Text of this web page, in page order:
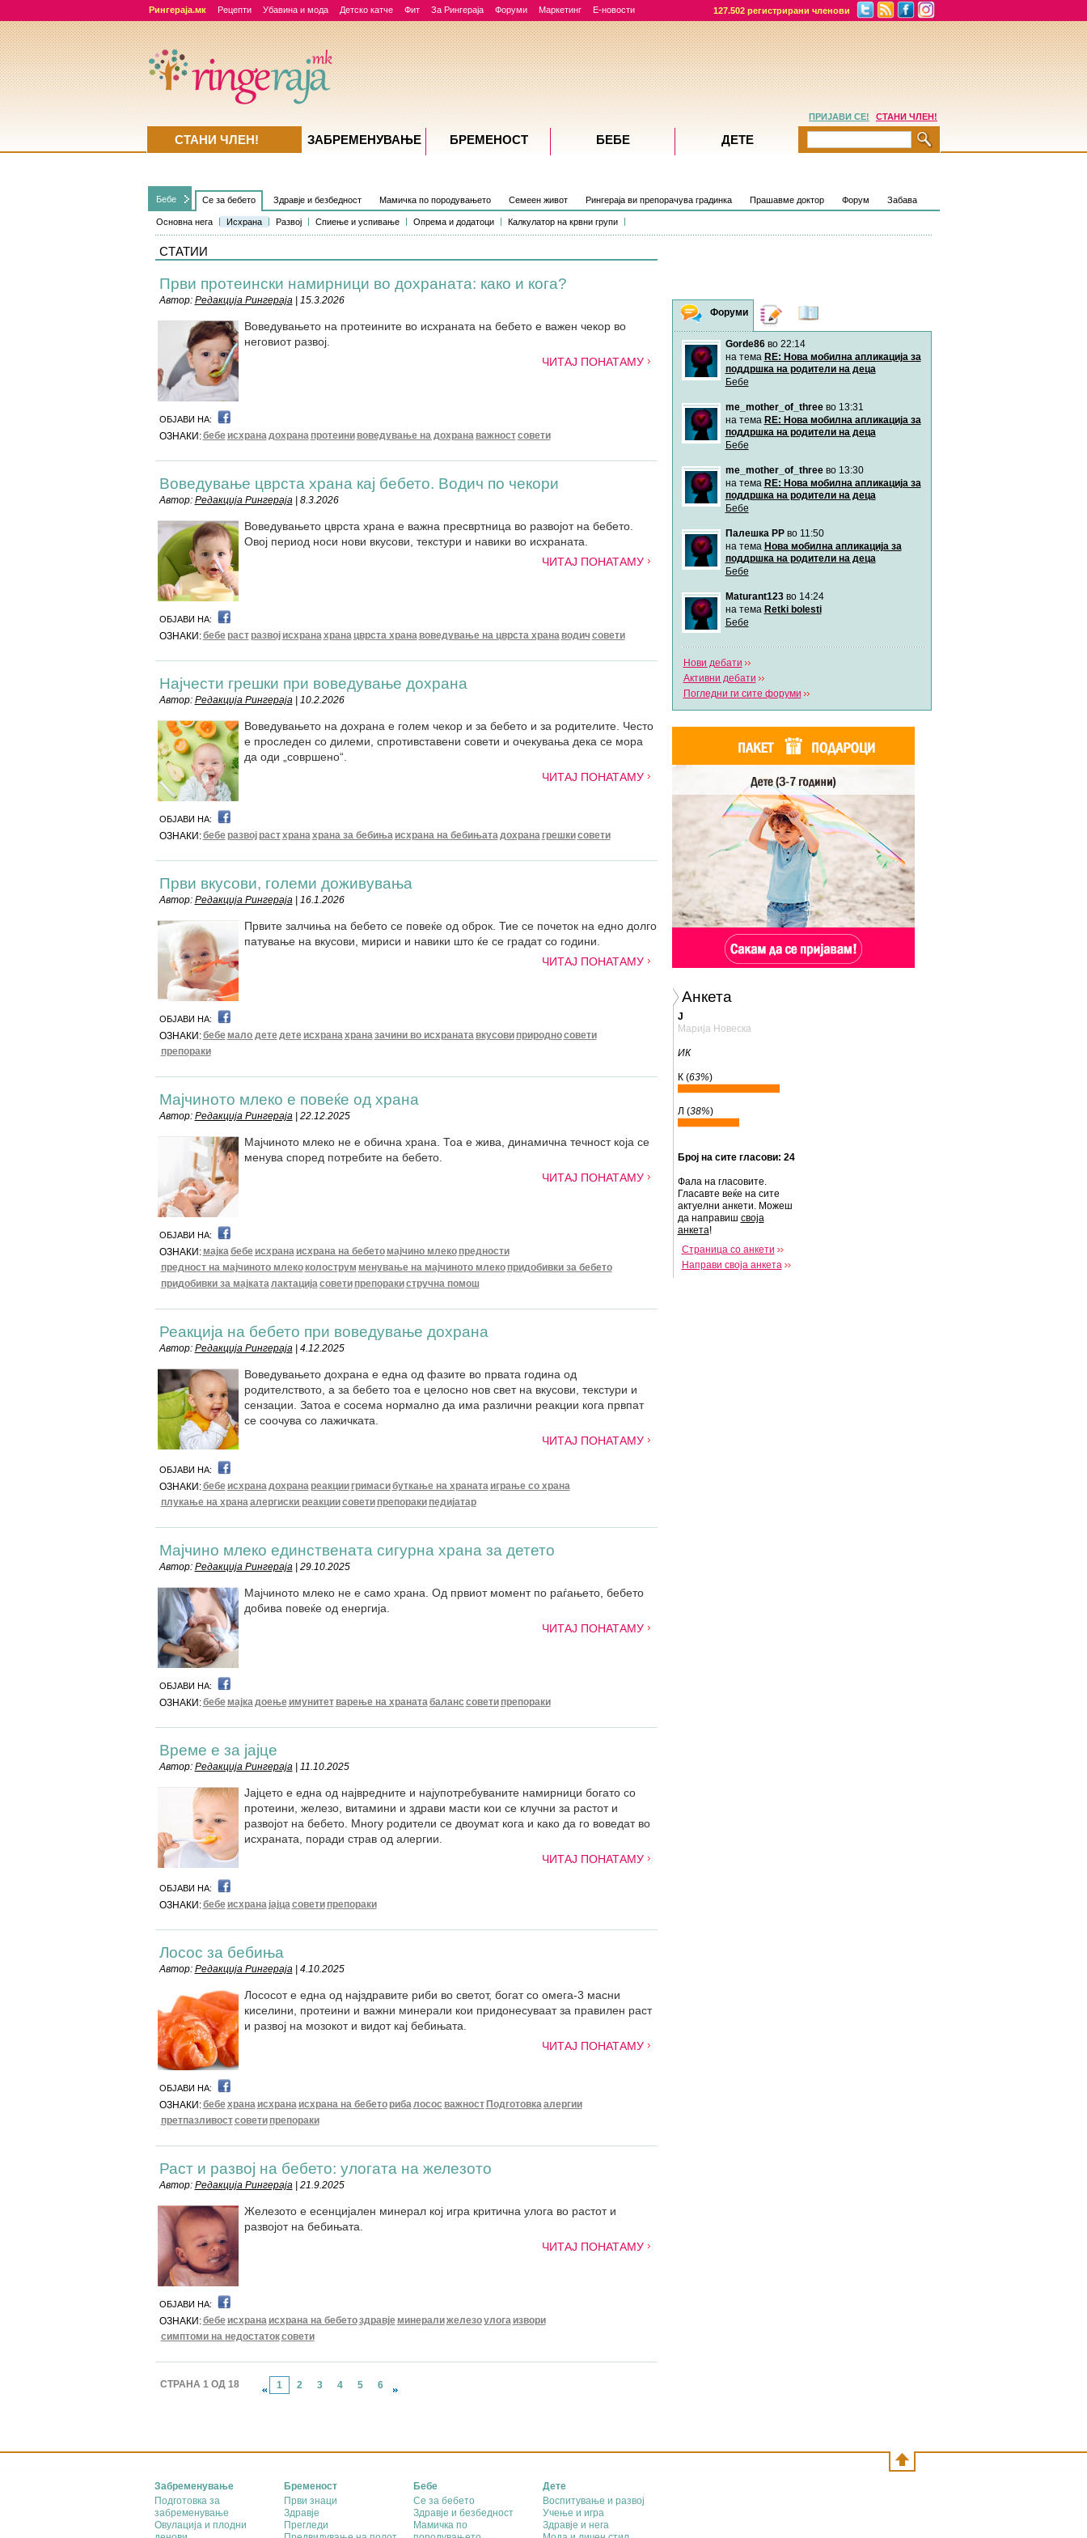
Рингераја.мк Рецепти Убавина и мода Детско катче Фит За Рингераја Форуми Маркетинг Е-новости 127.502 регистрирани членови
Бебе Се за бебето
Основна нега Исхрана Развој Спиење и успивање Опрема и додатоци Калкулатор на крвни групи
Здравје и безбедност Мамичка по породувањето Семеен живот Рингераја ви препорачува градинка Прашавме доктор Форум Забава
СТАТИИ
Први протеински намирници во дохраната: како и кога?
Автор: Редакција Рингераја| 15.3.2026
Воведувањето на протеините во исхраната на бебето е важен чекор во
неговиот развој.
ЧИТАЈ ПОНАТАМУ
ОБЈАВИ НА:
ОЗНАКИ:бебе исхранадохрана протеини воведување на дохрана важностсовети
Воведување цврста храна кај бебето. Водич по чекори
Автор: Редакција Рингераја| 8.3.2026
Воведувањето цврста храна е важна пресвртница во развојот на бебето.
Овој период носи нови вкусови, текстури и навики во исхраната.
ЧИТАЈ ПОНАТАМУ
ОБЈАВИ НА:
ОЗНАКИ:бебе раст развој исхранахрана цврста храна воведување на цврста храна водич совети
Најчести грешки при воведување дохрана
Автор: Редакција Рингераја| 10.2.2026
Воведувањето на дохрана е голем чекор и за бебето и за родителите. Често
е проследен со дилеми, спротивставени совети и очекувања дека сe мора
да оди „совршено“.
ЧИТАЈ ПОНАТАМУ
ОБЈАВИ НА:
ОЗНАКИ:бебе развој растхранахрана за бебиња исхрана на бебињатадохрана грешкисовети
Први вкусови, големи доживувања
Автор: Редакција Рингераја| 16.1.2026
Првите залчиња на бебето се повеќе од оброк. Тие се почеток на едно долго
патување на вкусови, мириси и навики што ќе се градат со години.
ЧИТАЈ ПОНАТАМУ
ОБЈАВИ НА:
ОЗНАКИ:бебе мало детедете исхранахраназачини во исхраната вкусови природносовети
препораки
Мајчиното млеко е повеќе од храна
Автор: Редакција Рингераја| 22.12.2025
Мајчиното млеко не е обична храна. Тоа е жива, динамична течност која се
менува според потребите на бебето.
ЧИТАЈ ПОНАТАМУ
ОБЈАВИ НА:
ОЗНАКИ: мајкабебе исхрана исхрана на бебето мајчино млеко предности
предност на мајчиното млеко колострум менување на мајчиното млеко придобивки за бебето
придобивки за мајкаталактацијасовети препоракистручна помош
Реакција на бебето при воведување дохрана
Автор: Редакција Рингераја| 4.12.2025
Воведувањето дохрана е една од фазите во првата година од
родителството, а за бебето тоа е целосно нов свет на вкусови, текстури и
сензации. Затоа е сосема нормално да има различни реакции кога првпат
се соочува со лажичката.
ЧИТАЈ ПОНАТАМУ
ОБЈАВИ НА:
ОЗНАКИ:бебе исхранадохрана реакции гримасибуткање на храната играње со храна
плукање на хранаалергиски реакциисовети препораки педијатар
Мајчино млеко единствената сигурна храна за детето
Автор: Редакција Рингераја| 29.10.2025
Мајчиното млеко не е само храна. Од првиот момент по раѓањето, бебето
добива повеќе од енергија.
ЧИТАЈ ПОНАТАМУ
ОБЈАВИ НА:
ОЗНАКИ:бебе мајкадоење имунитет варење на хранатабаланс совети препораки
Време е за јајце
Автор: Редакција Рингераја| 11.10.2025
Јајцето е една од највредните и најупотребуваните намирници богато со
протеини, железо, витамини и здрави масти кои се клучни за растот и
развојот на бебето. Многу родители се двоумат кога и како да го воведат во
исхраната, поради страв од алергии.
ЧИТАЈ ПОНАТАМУ
ОБЈАВИ НА:
ОЗНАКИ:бебе исхрана јајцасовети препораки
Лосос за бебиња
Автор: Редакција Рингераја| 4.10.2025
Лососот е една од најздравите риби во светот, богат со омега-3 масни
киселини, протеини и важни минерали кои придонесуваат за правилен раст
и развој на мозокот и видот кај бебињата.
ЧИТАЈ ПОНАТАМУ
ОБЈАВИ НА:
ОЗНАКИ:бебехрана исхрана исхрана на бебето рибалосос важност Подготовкаалергии
претпазливостсовети препораки
Раст и развој на бебето: улогата на железото
Автор: Редакција Рингераја| 21.9.2025
Железото е есенцијален минерал кој игра критична улога во растот и
развојот на бебињата.
ЧИТАЈ ПОНАТАМУ
ОБЈАВИ НА:
ОЗНАКИ:бебе исхрана исхрана на бебетоздравје минералижелезоулога извори
симптоми на недостатоксовети
СТРАНА 1 ОД 18 1 2 3 4 5 6
Форуми Дневници
Gorde86во 22:14
на тема RE: Нова мобилна апликација за
поддршка на родители на деца
Бебе
me_mother_of_threeво 13:31
на тема RE: Нова мобилна апликација за
поддршка на родители на деца
Бебе
me_mother_of_threeво 13:30
на тема RE: Нова мобилна апликација за
поддршка на родители на деца
Бебе
Палешка РРво 11:50
на тема Нова мобилна апликација за
поддршка на родители на деца
Бебе
Maturant123во 14:24
на тема Retki bolesti
Бебе
Нови дебати
Активни дебати
Погледни ги сите форуми
Анкета
Ј
Марија Новеска
ИК
К (63%)
Л (38%)
Број на сите гласови: 24
Фала на гласовите.
Гласавте веќе на сите
актуелни анкети. Можеш
да направиш своја
анкета!
Страница со анкети
Направи своја анкета
ПРИЈАВИ СЕ! СТАНИ ЧЛЕН!
СТАНИ ЧЛЕН! ЗАБРЕМЕНУВАЊE БРЕМЕНОСТ БЕБЕ ДЕТЕ
Забременување
Подготовка за
забременување
Овулација и плодни
Бременост
Први знаци
Здравје
Прегледи
Бебе
Се за бебето
Здравје и безбедност
Мамичка по
Дете
Воспитување и развој
Учење и игра
Здравје и нега